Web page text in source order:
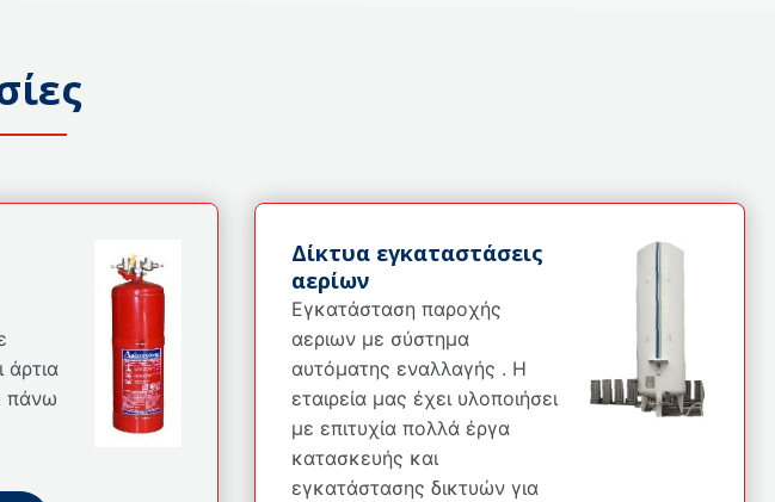
άρτια
πάνω
Δίκτυα εγκαταστάσεις
αερίων
Εγκατάσταση παροχής
αεριων με σύστημα
αυτόματης εναλλαγής . Η
εταιρεία μας έχει υλοποιήσει
με επιτυχία πολλά έργα
κατασκευής και
εγκατάστασης δικτυών για